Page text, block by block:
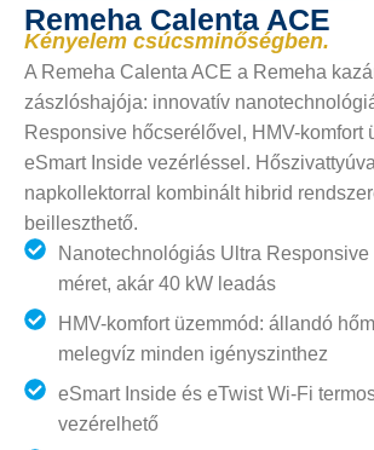
Remeha Calenta ACE
Kényelem csúcsminőségben.
A Remeha Calenta ACE a Remeha
zászlóshajója: innovatív
Responsive hőcserélővel, HMV-komfort
eSmart Inside vezérléssel.
napkollektorral kombinált hibrid
beilleszthető.
Nanotechnológiás Ultra
méret, akár 40 kW leadás
HMV-komfort üzemmód: állandó
melegvíz minden igényszinthez
eSmart Inside és eTwist Wi-Fi
vezérelhető